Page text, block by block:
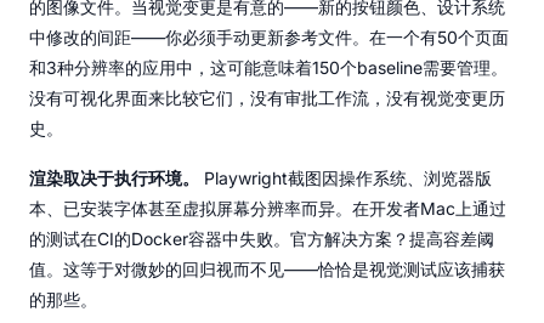
的图像文件。当视觉变更是有意的——新的按钮颜色、设计系统
中修改的间距——你必须手动更新参考文件。在一个有50个页面
和3种分辨率的应用中，这可能意味着150个baseline需要管理。
没有可视化界面来比较它们，没有审批工作流，没有视觉变更历
史。
渲染取决于执行环境。
Playwright截图因操作系统、浏览器版
本、已安装字体甚至虚拟屏幕分辨率而异。在开发者Mac上通过
的测试在CI的Docker容器中失败。官方解决方案？提高容差阈
值。这等于对微妙的回归视而不见——恰恰是视觉测试应该捕获
的那些。